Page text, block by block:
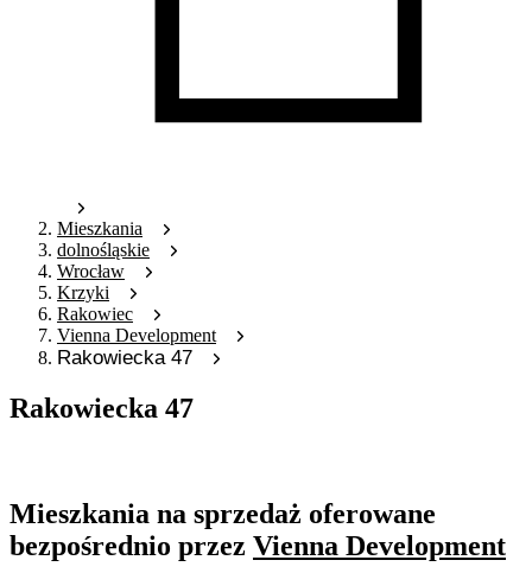
Mieszkania
dolnośląskie
Wrocław
Krzyki
Rakowiec
Vienna Development
Rakowiecka 47
Rakowiecka 47
Mieszkania na sprzedaż oferowane
bezpośrednio przez Vienna Development